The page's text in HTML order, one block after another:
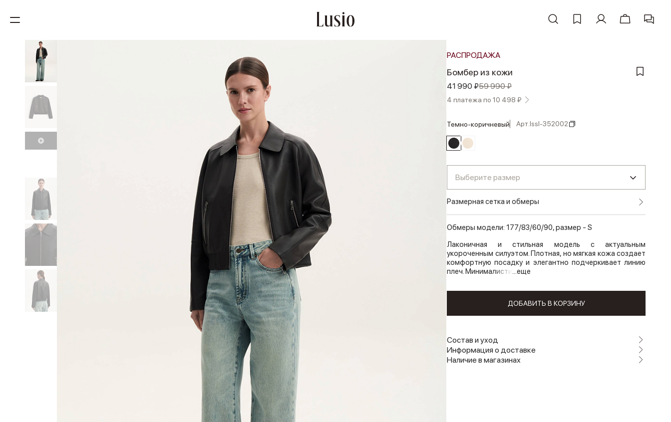
РАСПРОДАЖА
Бомбер из кожи
41 990 ₽59 990 ₽
4 платежа по 10 498 ₽
темно-коричневый Арт.lssl-352002
Выберите размер
Размерная сетка и обмеры
Обмеры модели: 177/83/60/90, размер - S
Лаконичная и стильная модель с актуальным
укороченным силуэтом. Плотная, но мягкая кожа создает
комфортную посадку и элегантно подчеркивает линию
плеч. Минималисти ...еще
ДОБАВИТЬ В КОРЗИНУ
Состав и уход
Информация о доставке
Наличие в магазинах